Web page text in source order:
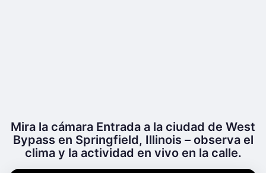
Mira la cámara Entrada a la ciudad de West
Bypass en Springfield, Illinois – observa el
clima y la actividad en vivo en la calle.